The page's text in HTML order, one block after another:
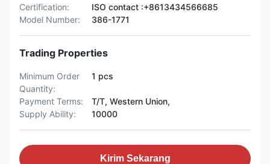
Certification:
ISO contact :+8613434566685
Model Number:
386-1771
Trading Properties
Minimum Order
Quantity:
1 pcs
Payment Terms:
T/T, Western Union,
Supply Ability:
10000
Kirim Sekarang